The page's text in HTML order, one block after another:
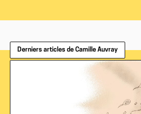
Derniers articles de Camille Auvray